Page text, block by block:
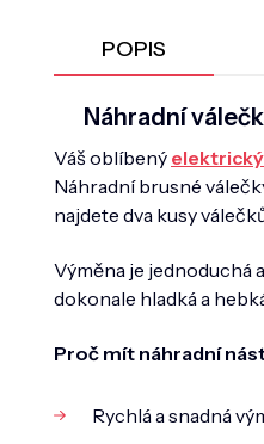
POPIS
Náhradní
Váš oblíbený
Náhradní brusné
najdete dva kusy
Výměna je jednoduchá
dokonale hladká a
Proč mít náhradní
Rychlá a snadná